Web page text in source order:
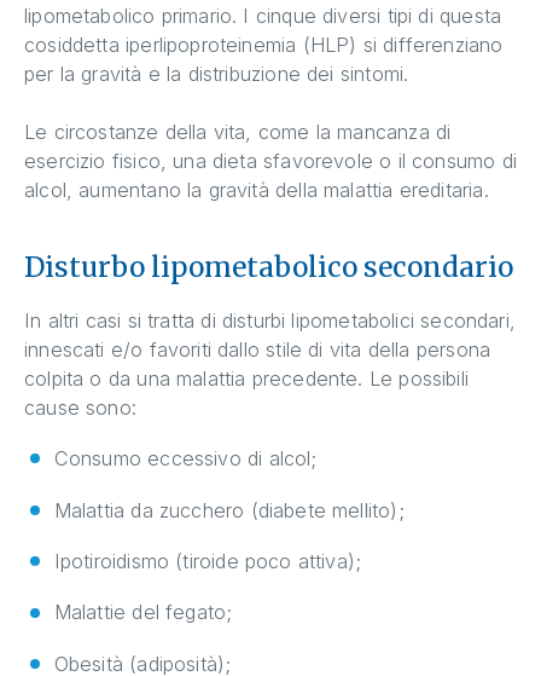
lipometabolico primario. I cinque diversi tipi di questa
cosiddetta iperlipoproteinemia (HLP) si differenziano
per la gravità e la distribuzione dei sintomi.
Le circostanze della vita, come la mancanza di
esercizio fisico, una dieta sfavorevole o il consumo di
alcol, aumentano la gravità della malattia ereditaria.
Disturbo lipometabolico secondario
In altri casi si tratta di disturbi lipometabolici secondari,
innescati e/o favoriti dallo stile di vita della persona
colpita o da una malattia precedente. Le possibili
cause sono:
Consumo eccessivo di alcol;
Malattia da zucchero (diabete mellito);
Ipotiroidismo (tiroide poco attiva);
Malattie del fegato;
Obesità (adiposità);